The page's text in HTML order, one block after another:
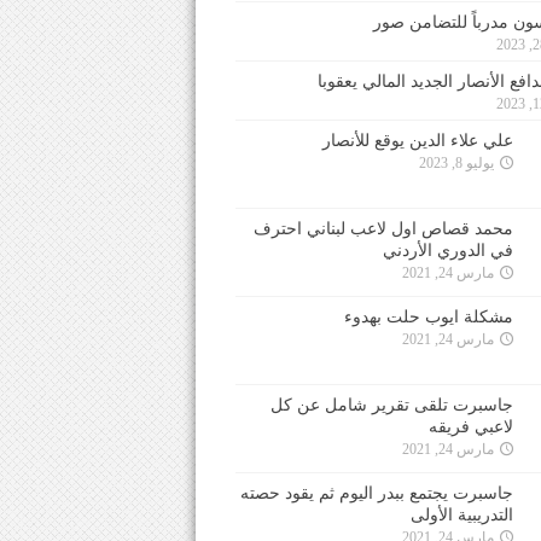
مدرباً للتضامن صور
الأنصار الجديد المالي يعقوبا
علي علاء الدين يوقع للأنصار
يوليو 8, 2023
محمد قصاص اول لاعب لبناني احترف
في الدوري الأردني
مارس 24, 2021
مشكلة ايوب حلت بهدوء
مارس 24, 2021
جاسبرت تلقى تقرير شامل عن كل
لاعبي فريقه
مارس 24, 2021
جاسبرت يجتمع ببدر اليوم ثم يقود حصته
التدريبية الأولى
مارس 24, 2021